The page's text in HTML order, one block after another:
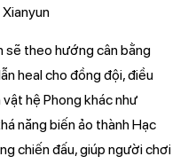
sẽ theo hướng cân bằng
heal cho đồng đội, điều
hệ Phong khác như
năng biến ảo thành Hạc
chiến đấu, giúp người chơi